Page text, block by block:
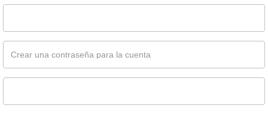
Crear una contraseña para la cuenta